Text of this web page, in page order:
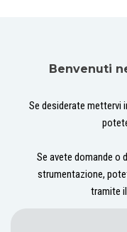
Benvenuti
Se desiderate mettervi
Se avete domande o
strumentazione,
tramite